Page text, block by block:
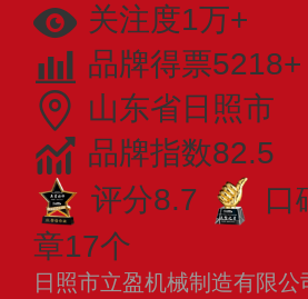
关注度1万+
品牌得票5218+
山东省日照市
品牌指数82.5
评分8.7
口
章17个
日照市立盈机械制造有限